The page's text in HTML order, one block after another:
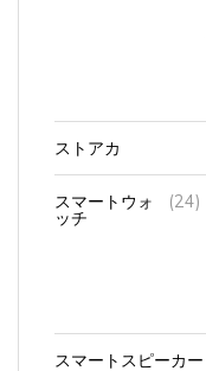
ストアカ
スマートウォ (24)
スマートスピーカー